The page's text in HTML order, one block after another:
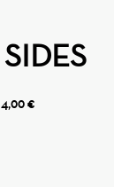
SIDES
4,00 €